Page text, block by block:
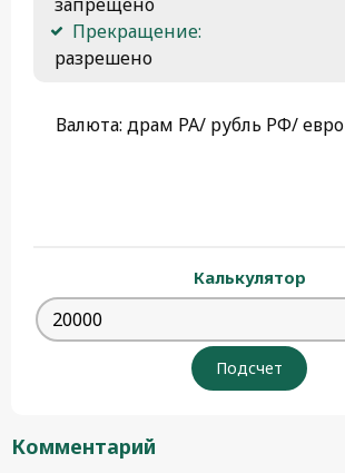
Прекращение:
разрешено
Валюта: драм РА/ рубль РФ/ евро
Калькулятор
Комментарий